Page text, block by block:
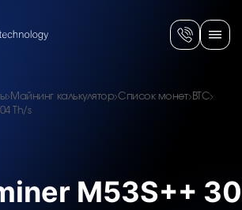
Майнинг калькулятор Список монет BTC
Th/s
M53S++